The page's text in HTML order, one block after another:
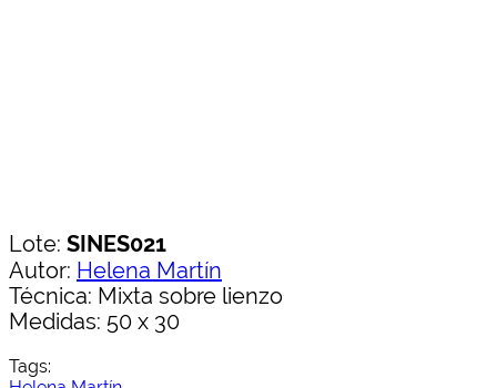
Lote: SINES021
Autor: Helena Martín
Técnica: Mixta sobre lienzo
Medidas: 50 x 30
Tags: